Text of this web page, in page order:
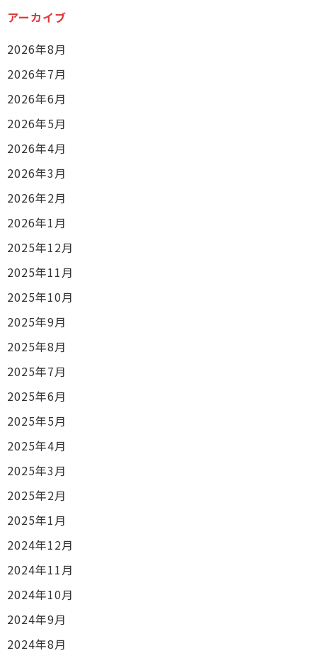
アーカイブ
2026年8月
2026年7月
2026年6月
2026年5月
2026年4月
2026年3月
2026年2月
2026年1月
2025年12月
2025年11月
2025年10月
2025年9月
2025年8月
2025年7月
2025年6月
2025年5月
2025年4月
2025年3月
2025年2月
2025年1月
2024年12月
2024年11月
2024年10月
2024年9月
2024年8月